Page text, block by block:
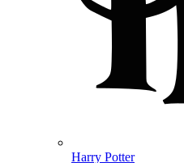
Harry Potter